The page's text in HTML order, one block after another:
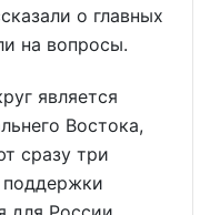
о главных
на вопросы.
является
Востока,
сразу три